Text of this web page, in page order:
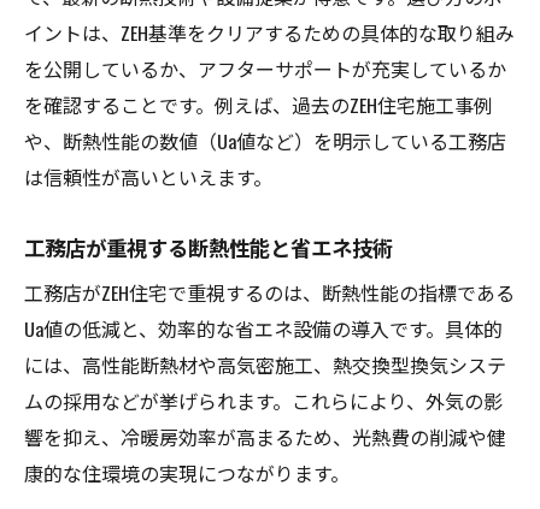
高断熱住宅がもたらす健康と快適な暮らし
工務店選びで失敗しない高断熱住宅の秘訣
断熱性能を重視した工務店の選定ポイント
高断熱住宅で実現する省エネと安心生活
工務店が語るZEHの省エネ効果と快適性
工務店が実感するZEH住宅の省エネ効果
快適な室内環境を支える工務店の技術力
ZEH住宅でかなう省エネと住み心地の両立
工務店が語る省エネ生活のリアルな体験
ZEHの快適性と工務店の工夫を徹底解説
工務店がサポートする快適なZEHの実現
イントは、ZEH基準をクリアするための具体的な取り組み
を公開しているか、アフターサポートが充実しているか
を確認することです。例えば、過去のZEH住宅施工事例
や、断熱性能の数値（Ua値など）を明示している工務店
は信頼性が高いといえます。
工務店が重視する断熱性能と省エネ技術
工務店がZEH住宅で重視するのは、断熱性能の指標である
Ua値の低減と、効率的な省エネ設備の導入です。具体的
には、高性能断熱材や高気密施工、熱交換型換気システ
ムの採用などが挙げられます。これらにより、外気の影
響を抑え、冷暖房効率が高まるため、光熱費の削減や健
康的な住環境の実現につながります。